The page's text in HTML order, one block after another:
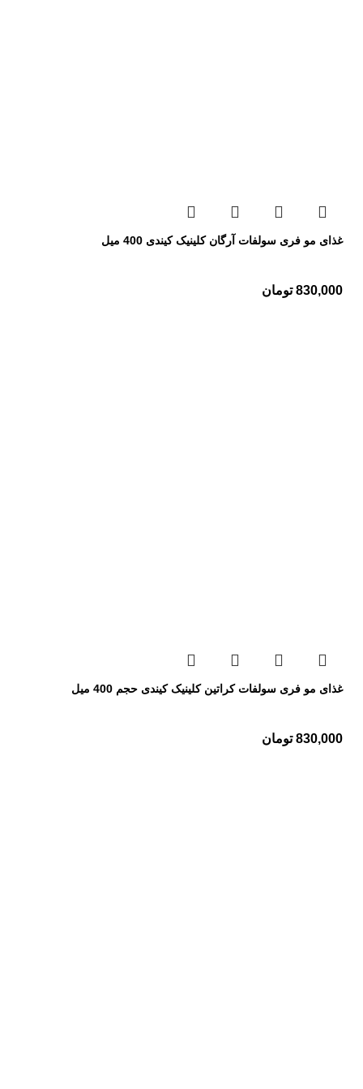
غذای مو فری سولفات آرگان کلینیک کیندی 400 میل
830,000 تومان
غذای مو فری سولفات کراتین کلینیک کیندی حجم 400 میل
830,000 تومان